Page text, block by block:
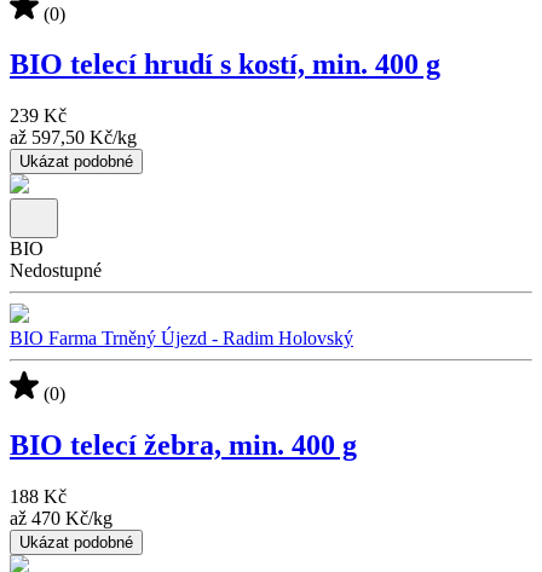
(0)
BIO telecí hrudí s kostí, min. 400 g
239 Kč
až 597,50 Kč/kg
Ukázat podobné
BIO
Nedostupné
BIO Farma Trněný Újezd - Radim Holovský
(0)
BIO telecí žebra, min. 400 g
188 Kč
až 470 Kč/kg
Ukázat podobné